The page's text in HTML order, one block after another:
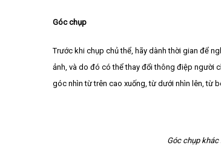
Góc chụp
Trước khi chụp chủ thể, hãy dành thời gian để
ảnh, và do đó có thể thay đổi thông điệp người
góc nhìn từ trên cao xuống, từ dưới nhìn lên, từ
Góc chụp